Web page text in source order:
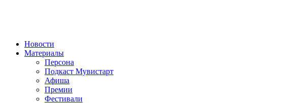
Новости
Материалы
Персона
Подкаст Мувистарт
Афиша
Премии
Фестивали